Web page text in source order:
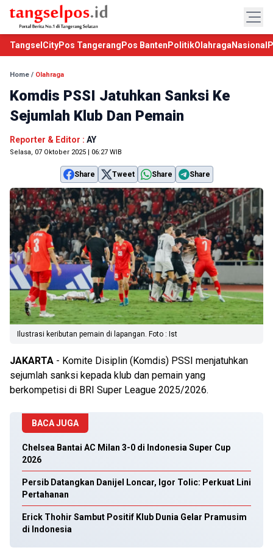
TangselCityPos Tangerang Pos Banten PolitikOlahraga Nasional
Home / Olahraga
Komdis PSSI Jatuhkan Sanksi Ke
Sejumlah Klub Dan Pemain
Reporter & Editor : AY
Selasa, 07 Oktober 2025 | 06:27 WIB
Share Tweet Share Share
Ilustrasi keributan pemain di lapangan. Foto : Ist
JAKARTA - Komite Disiplin (Komdis) PSSI menjatuhkan
sejumlah sanksi kepada klub dan pemain yang
berkompetisi di BRI Super League 2025/2026.
BACA JUGA
Chelsea Bantai AC Milan 3-0 di Indonesia Super Cup
2026
Persib Datangkan Danijel Loncar, Igor Tolic: Perkuat Lini
Pertahanan
Erick Thohir Sambut Positif Klub Dunia Gelar Pramusim
di Indonesia